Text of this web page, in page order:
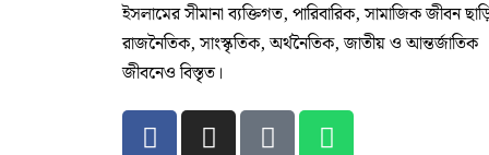
ইসলামের সীমানা ব্যক্তিগত, পারিবারিক, সামাজিক জীবন
রাজনৈতিক, সাংস্কৃতিক, অর্থনৈতিক, জাতীয় ও আন্তর্জাতিক
জীবনেও বিস্তৃত।